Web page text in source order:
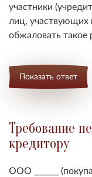
участники
лиц, участвующих
обжаловать
Показать ответ
Требование
кредитору
ООО ______